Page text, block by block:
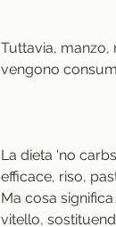
Tuttavia,
vengono
La dieta 'no
efficace, riso,
Ma cosa
vitello,